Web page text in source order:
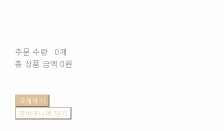
주문 수량
0개
총 상품 금액 0원
구매하기
장바구니에 담기